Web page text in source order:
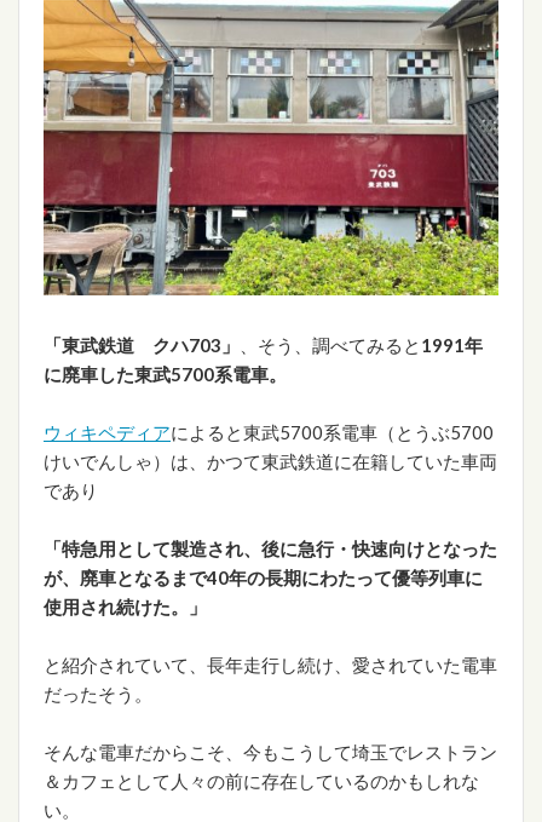
「東武鉄道 クハ703」 、そう、調べてみると 1991年
に廃車した東武5700系電車。
ウィキペディアによると東武5700系電車（とうぶ5700
けいでんしゃ）は、かつて東武鉄道に在籍していた車両
であり
「特急用として製造され、後に急行・快速向けとなった
が、廃車となるまで40年の長期にわたって優等列車に
使用され続けた。」
と紹介されていて、長年走行し続け、愛されていた電車
だったそう。
そんな電車だからこそ、今もこうして埼玉でレストラン
＆カフェとして人々の前に存在しているのかもしれな
い。